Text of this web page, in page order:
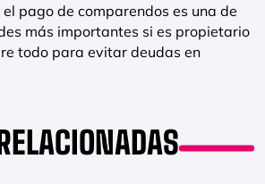
pago de comparendos es una de
más importantes si es propietario
todo para evitar deudas en